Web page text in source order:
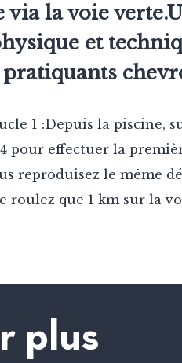
la voie
et
1 :Depuis la piscine,
pour effectuer la
reproduisez le même
roulez que 1 km sur la
plus